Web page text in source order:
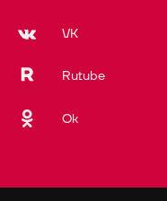
VK
Rutube
Ok